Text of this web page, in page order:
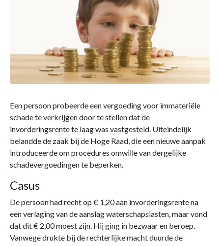
Een persoon probeerde een vergoeding voor immateriële
schade te verkrijgen door te stellen dat de
invorderingsrente te laag was vastgesteld. Uiteindelijk
belandde de zaak bij de Hoge Raad, die een nieuwe aanpak
introduceerde om procedures omwille van dergelijke
schadevergoedingen te beperken.
Casus
De persoon had recht op € 1,20 aan invorderingsrente na
een verlaging van de aanslag waterschapslasten, maar vond
dat dit € 2,00 moest zijn. Hij ging in bezwaar en beroep.
Vanwege drukte bij de rechterlijke macht duurde de